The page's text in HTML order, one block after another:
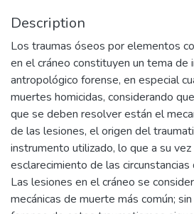
Description
Los traumas óseos por elementos
en el cráneo constituyen un tema de
antropológico forense, en especial
muertes homicidas, considerando
que se deben resolver están el
de las lesiones, el origen del
instrumento utilizado, lo que a su
esclarecimiento de las circunstancias
Las lesiones en el cráneo se
mecánicas de muerte más común;